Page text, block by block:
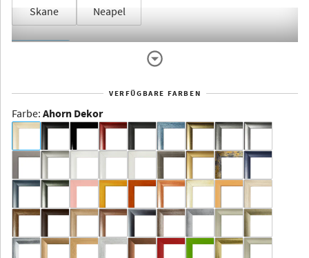
Skane Neapel
Dakota -
Rahmenloser
Aluminium
VERFÜGBARE FARBEN
Farbe: Ahorn Dekor